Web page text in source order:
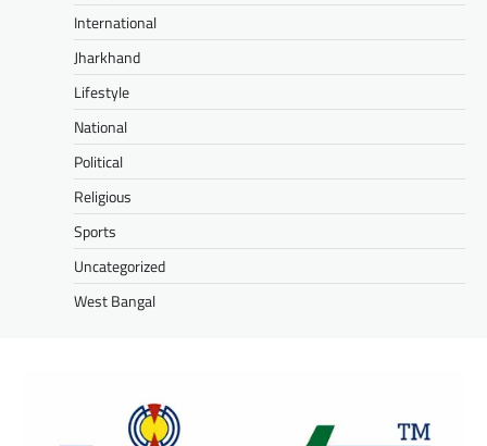
International
Jharkhand
Lifestyle
National
Political
Religious
Sports
Uncategorized
West Bangal